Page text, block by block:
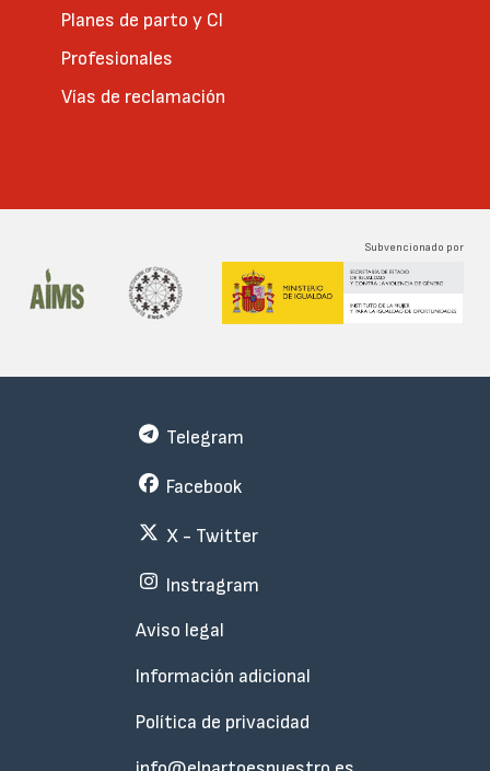
Planes de parto y CI
Profesionales
Vías de reclamación
Subvencionado por
Subfooter
Telegram
Facebook
X - Twitter
Instragram
Aviso legal
Información adicional
Política de privacidad